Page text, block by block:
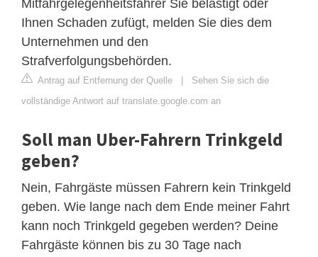
Mitfahrgelegenheitsfahrer Sie belästigt oder
Ihnen Schaden zufügt, melden Sie dies dem
Unternehmen und den
Strafverfolgungsbehörden.
Antrag auf Entfernung der Quelle | Sehen Sie sich die
vollständige Antwort auf translate.google.com an
Soll man Uber-Fahrern Trinkgeld
geben?
Nein, Fahrgäste müssen Fahrern kein Trinkgeld
geben. Wie lange nach dem Ende meiner Fahrt
kann noch Trinkgeld gegeben werden? Deine
Fahrgäste können bis zu 30 Tage nach